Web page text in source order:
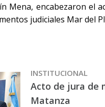
Mena, encabezaron el
judiciales Mar del
INSTITUCIONAL
Acto de jura de
Matanza